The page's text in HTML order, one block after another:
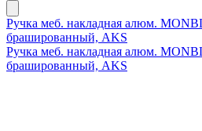
Ручка меб. накладная алюм.
брашированный, AKS
Ручка меб. накладная алюм.
брашированный, AKS